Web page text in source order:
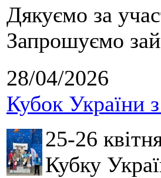
Дякуємо за
Запрошуємо
28/04/2026
Кубок України
25-26
Кубку